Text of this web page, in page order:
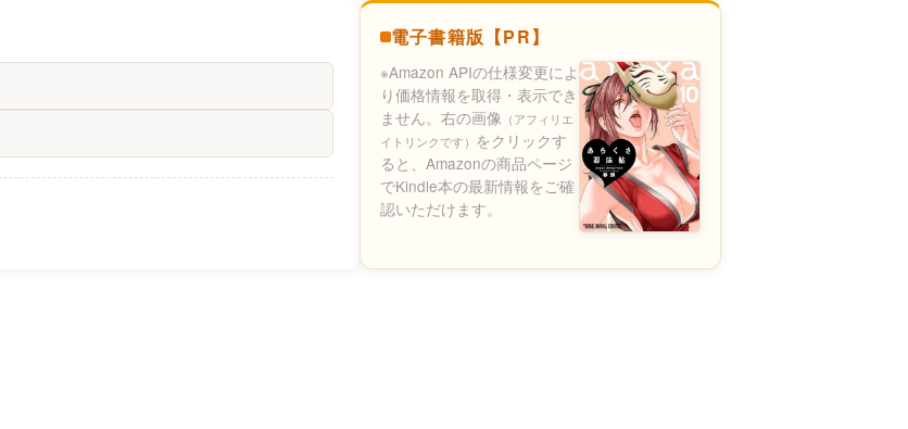
電子書籍版【PR】
※Amazon APIの仕様変更によ
り価格情報を取得・表示でき
ません。右の画像 （アフィリエ
イトリンクです） をクリックす
ると、Amazonの商品ページ
でKindle本の最新情報をご確
認いただけます。